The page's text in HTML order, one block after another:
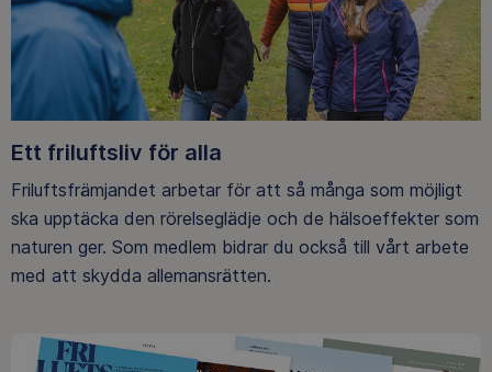
Ett friluftsliv för alla
Friluftsfrämjandet arbetar för att så många som möjligt
ska upptäcka den rörelseglädje och de hälsoeffekter som
naturen ger. Som medlem bidrar du också till vårt arbete
med att skydda allemansrätten.